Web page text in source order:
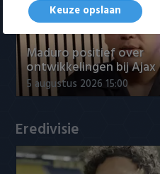
Willem II
Maduro positief over
ontwikkelingen bij Ajax
5 augustus 2026 15:00
Eredivisie
Keuze opslaan